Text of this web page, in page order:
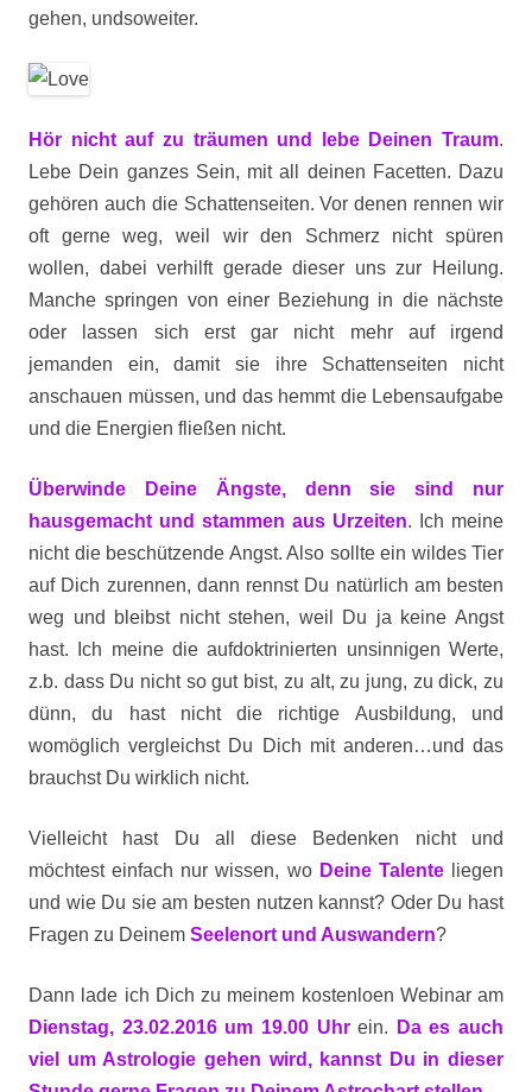
gehen, undsoweiter.
Hör nicht auf zu träumen und lebe Deinen Traum.
Lebe Dein ganzes Sein, mit all deinen Facetten. Dazu
gehören auch die Schattenseiten. Vor denen rennen wir
oft gerne weg, weil wir den Schmerz nicht spüren
wollen, dabei verhilft gerade dieser uns zur Heilung.
Manche springen von einer Beziehung in die nächste
oder lassen sich erst gar nicht mehr auf irgend
jemanden ein, damit sie ihre Schattenseiten nicht
anschauen müssen, und das hemmt die Lebensaufgabe
und die Energien fließen nicht.
Überwinde Deine Ängste, denn sie sind nur
hausgemacht und stammen aus Urzeiten. Ich meine
nicht die beschützende Angst. Also sollte ein wildes Tier
auf Dich zurennen, dann rennst Du natürlich am besten
weg und bleibst nicht stehen, weil Du ja keine Angst
hast. Ich meine die aufdoktrinierten unsinnigen Werte,
z.b. dass Du nicht so gut bist, zu alt, zu jung, zu dick, zu
dünn, du hast nicht die richtige Ausbildung, und
womöglich vergleichst Du Dich mit anderen…und das
brauchst Du wirklich nicht.
Vielleicht hast Du all diese Bedenken nicht und
möchtest einfach nur wissen, wo Deine Talenteliegen
und wie Du sie am besten nutzen kannst? Oder Du hast
Fragen zu Deinem Seelenort und Auswandern?
Dann lade ich Dich zu meinem kostenloen Webinar am
Dienstag, 23.02.2016 um 19.00 Uhrein.
Da es auch
viel um Astrologie gehen wird, kannst Du in dieser